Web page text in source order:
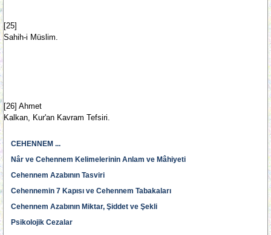
[25]
Sahih-i Müslim.
[26] Ahmet
Kalkan, Kur'an Kavram Tefsiri.
CEHENNEM ...
Nâr ve Cehennem Kelimelerinin Anlam ve Mâhiyeti
Cehennem Azabının Tasviri
Cehennemin 7 Kapısı ve Cehennem Tabakaları
Cehennem Azabının Miktar, Şiddet ve Şekli
Psikolojik Cezalar